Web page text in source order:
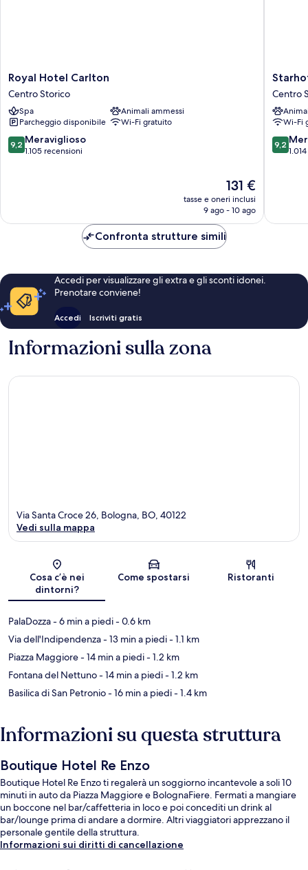
Royal
Hotel
Carlton
Centro
Storico
Royal Hotel Carlton
Centro Storico
Spa
Animali ammessi
Parcheggio disponibile
Wi-Fi gratuito
9.2
su
9,2 Meraviglioso
1.105 recensioni
Il
prezzo
attuale
131 €
131 €
tasse e oneri inclusi
9 ago - 10 ago
Centro
Storico
Centro
Wi-Fi
9.2
su
9,2
Confronta strutture simili
Accedi per visualizzare gli extra e gli sconti idonei.
Prenotare conviene!
Accedi Iscriviti gratis
Informazioni sulla zona
Mappa
Via Santa Croce 26, Bologna, BO, 40122
Vedi sulla mappa
Cosa c’è nei
dintorni?
Come spostarsi Ristoranti
PalaDozza- 6 min a piedi- 0.6 km
Via dell'Indipendenza- 13 min a piedi- 1.1 km
Piazza Maggiore- 14 min a piedi- 1.2 km
Fontana del Nettuno- 14 min a piedi- 1.2 km
Basilica di San Petronio- 16 min a piedi- 1.4 km
Informazioni su questa struttura
Boutique Hotel Re Enzo
Boutique Hotel Re Enzo ti regalerà un soggiorno incantevole a soli 10
minuti in auto da Piazza Maggiore e BolognaFiere. Fermati a mangiare
un boccone nel bar/caffetteria in loco e poi concediti un drink al
bar/lounge prima di andare a dormire. Altri viaggiatori apprezzano il
personale gentile della struttura.
Informazioni sui diritti di cancellazione